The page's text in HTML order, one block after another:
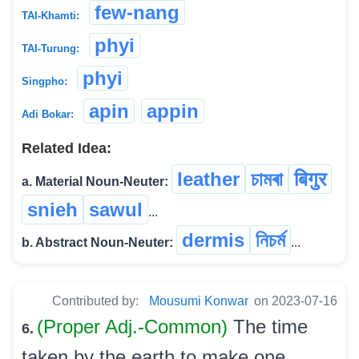
TAI-Khamti: few-nang
TAI-Turung: phyi
Singpho: phyi
Adi Bokar: apin appin
Related Idea:
a. Material Noun-Neuter: leather চামৰা बिगुर
snieh sawul ...
b. Abstract Noun-Neuter: dermis নিচৰ্ম ...
Contributed by: Mousumi Konwar on 2023-07-16
6. (Proper Adj.-Common) The time